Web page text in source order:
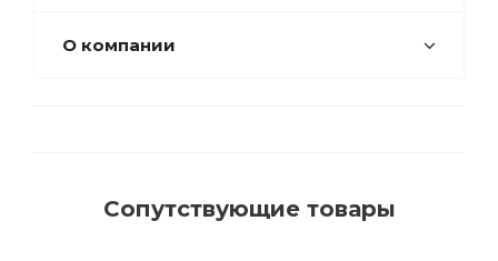
О компании
Сопутствующие товары